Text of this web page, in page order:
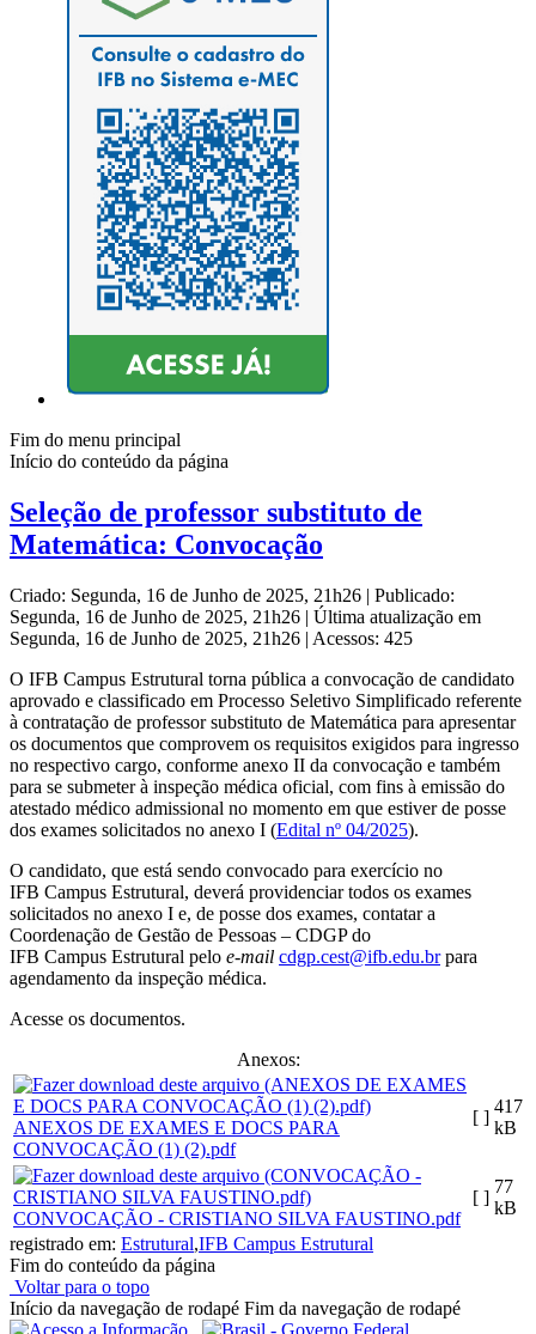
Fim do menu principal
Início do conteúdo da página
Seleção de professor substituto de
Matemática: Convocação
Criado: Segunda, 16 de Junho de 2025, 21h26 | Publicado:
Segunda, 16 de Junho de 2025, 21h26 | Última atualização em
Segunda, 16 de Junho de 2025, 21h26 | Acessos: 425
O IFB Campus Estrutural torna pública a convocação de candidato
aprovado e classificado em Processo Seletivo Simplificado referente
à contratação de professor substituto de Matemática para apresentar
os documentos que comprovem os requisitos exigidos para ingresso
no respectivo cargo, conforme anexo II da convocação e também
para se submeter à inspeção médica oficial, com fins à emissão do
atestado médico admissional no momento em que estiver de posse
dos exames solicitados no anexo I (Edital nº 04/2025).
O candidato, que está sendo convocado para exercício no
IFB Campus Estrutural, deverá providenciar todos os exames
solicitados no anexo I e, de posse dos exames, contatar a
Coordenação de Gestão de Pessoas – CDGP do
IFB Campus Estrutural pelo e-mail cdgp.cest@ifb.edu.brpara
agendamento da inspeção médica.
Acesse os documentos.
Anexos:
ANEXOS DE EXAMES E DOCS PARA
CONVOCAÇÃO (1) (2).pdf
[ ]
417
kB
CONVOCAÇÃO - CRISTIANO SILVA FAUSTINO.pdf
[ ]
77
kB
registrado em: Estrutural,IFB Campus Estrutural
Fim do conteúdo da página
Voltar para o topo
Início da navegação de rodapé Fim da navegação de rodapé